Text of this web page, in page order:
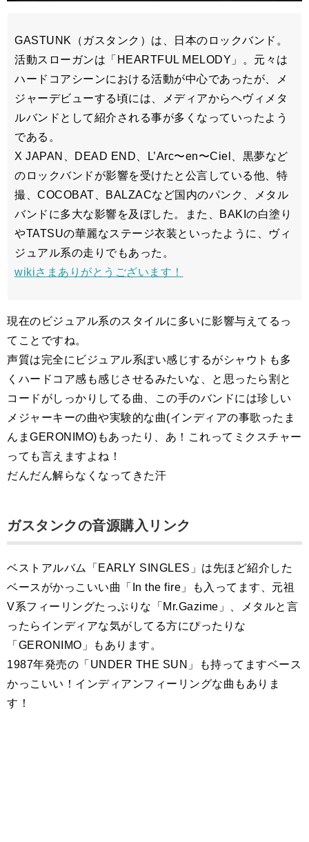
GASTUNK（ガスタンク）は、日本のロックバンド。
活動スローガンは「HEARTFUL MELODY」。元々は
ハードコアシーンにおける活動が中心であったが、メ
ジャーデビューする頃には、メディアからヘヴィメタ
ルバンドとして紹介される事が多くなっていったよう
である。
X JAPAN、DEAD END、L’Arc〜en〜Ciel、黒夢など
のロックバンドが影響を受けたと公言している他、特
撮、COCOBAT、BALZACなど国内のパンク、メタル
バンドに多大な影響を及ぼした。また、BAKIの白塗り
やTATSUの華麗なステージ衣装といったように、ヴィ
ジュアル系の走りでもあった。
wikiさまありがとうございます！
現在のビジュアル系のスタイルに多いに影響与えてるっ
てことですね。
声質は完全にビジュアル系ぽい感じするがシャウトも多
くハードコア感も感じさせるみたいな、と思ったら割と
コードがしっかりしてる曲、この手のバンドには珍しい
メジャーキーの曲や実験的な曲(インディアの事歌ったま
んまGERONIMO)もあったり、あ！これってミクスチャー
っても言えますよね！
だんだん解らなくなってきた汗
ガスタンクの音源購入リンク
ベストアルバム「EARLY SINGLES」は先ほど紹介した
ベースがかっこいい曲「In the fire」も入ってます、元祖
V系フィーリングたっぷりな「Mr.Gazime」、メタルと言
ったらインディアな気がしてる方にぴったりな
「GERONIMO」もあります。
1987年発売の「UNDER THE SUN」も持ってますベース
かっこいい！インディアンフィーリングな曲もありま
す！